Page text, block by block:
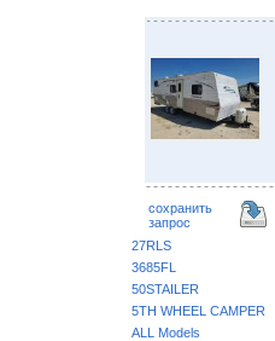
сохранить
запрос
27RLS
3685FL
50STAILER
5TH WHEEL CAMPER
ALL Models